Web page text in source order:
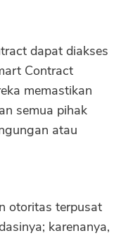
dapat diakses
Contract
memastikan
semua pihak
atau
otoritas terpusat
karenanya,